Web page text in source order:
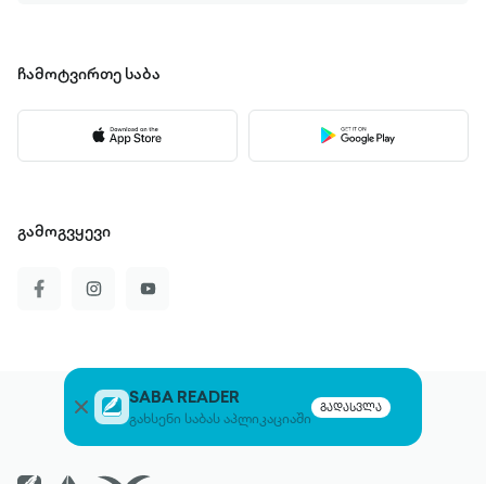
SABA READER
გახსენი საბას აპლიკაციაში
გადასვლა
ჩამოტვირთე საბა
გამოგვყევი